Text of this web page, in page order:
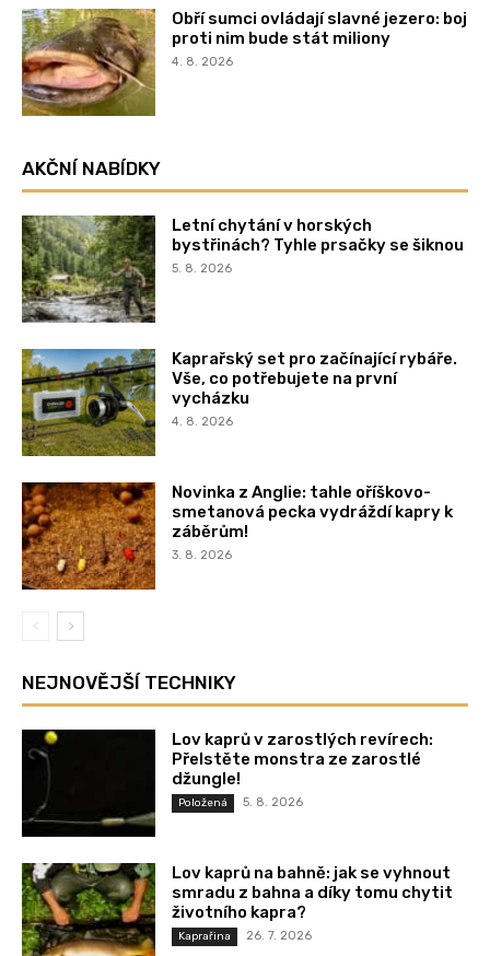
Obří sumci ovládají slavné jezero: boj
proti nim bude stát miliony
4. 8. 2026
AKČNÍ NABÍDKY
Letní chytání v horských
bystřinách? Tyhle prsačky se šiknou
5. 8. 2026
Kaprařský set pro začínající rybáře.
Vše, co potřebujete na první
vycházku
4. 8. 2026
Novinka z Anglie: tahle oříškovo-
smetanová pecka vydráždí kapry k
záběrům!
3. 8. 2026
NEJNOVĚJŠÍ TECHNIKY
Lov kaprů v zarostlých revírech:
Přelstěte monstra ze zarostlé
džungle!
Položená 5. 8. 2026
Lov kaprů na bahně: jak se vyhnout
smradu z bahna a díky tomu chytit
životního kapra?
Kaprařina 26. 7. 2026